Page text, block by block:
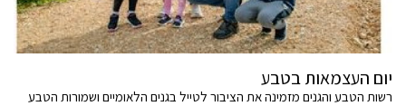
יום העצמאות בטבע
רשות הטבע והגנים מזמינה את הציבור לטייל בגנים הלאומיים ושמורות הטבע